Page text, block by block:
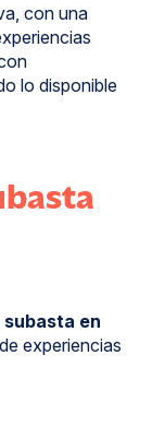
con una
lo disponible
en
experiencias